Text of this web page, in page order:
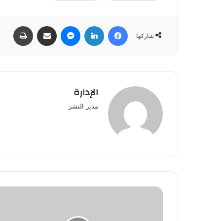
شاركها
فيسبوك لينكدإن ماسنجر مشاركة عبر البريد
الإدارة
مدير النشر
لماذا